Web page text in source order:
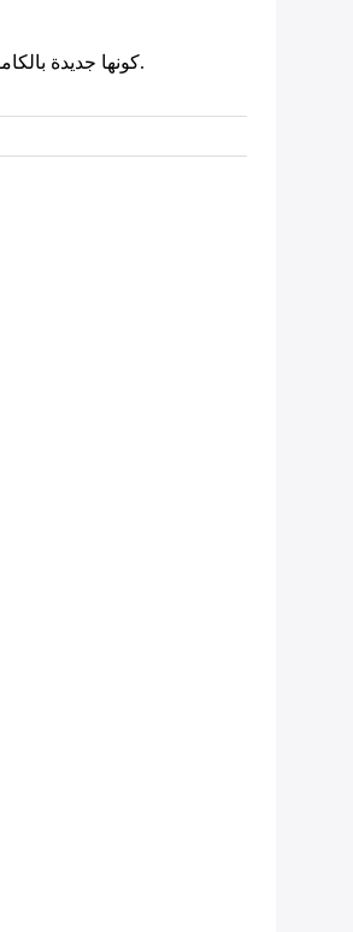
كونها جديدة بالكامل ولا تزال في عبوتها الأصلية، هذه الأضواء الخلفية مضمونة أن تكون في حالة نظيفة، خالية من أي عيوب أو تلف.هذا يضمن أداء مثالي منذ البداية.